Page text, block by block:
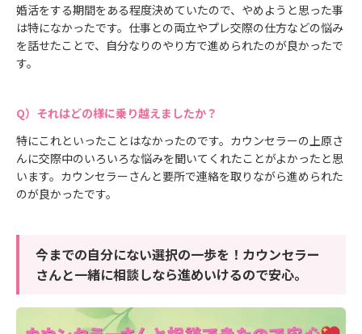
婚活をする期間をある程度決めていたので、やめようと思った事
は特になかったです。仕事との両立やプレ交際の仕方などの悩み
を話せたことで、自分なりのやり方で進められたのが良かったで
す。
それはどの様に乗り越えましたか？
特にこれといったことはなかったのです。カウンセラーの上原さ
んに交際中のいろいろな悩みを聞いてくれたことがよかったと思
います。カウンセラーさんと要所で連絡を取りながら進められた
のが良かったです。
今までの自分にない選択の一歩を！カウンセラー
さんと一緒に相談しなら進めいけるので安心。